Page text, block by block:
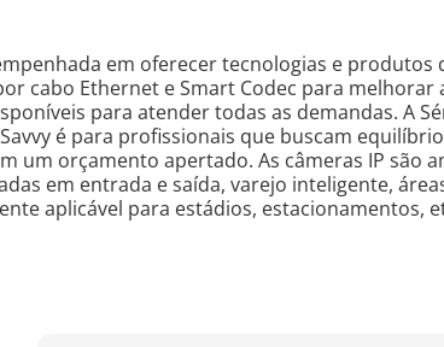
em oferecer tecnologias e
cabo Ethernet e Smart Codec para
para atender todas as demandas. A
é para profissionais que buscam
um orçamento apertado. As câmeras IP são
em entrada e saída, varejo inteligente,
aplicável para estádios, estacionamentos,